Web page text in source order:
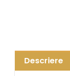
Descriere